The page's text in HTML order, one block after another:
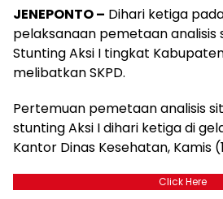
JENEPONTO – Dihari ketiga
pelaksanaan pemetaan analisis
Stunting Aksi I tingkat
melibatkan SKPD.
Pertemuan pemetaan analisis
stunting Aksi I dihari ketiga di
Kantor Dinas Kesehatan, Kamis
Click Here